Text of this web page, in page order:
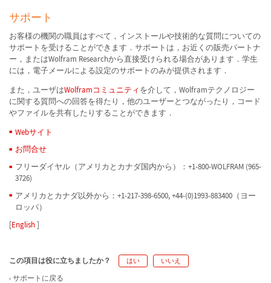
サポート
お客様の機関の職員はすべて，インストールや技術的な質問についての
サポートを受けることができます．サポートは，お近くの販売パートナ
ー，またはWolfram Researchから直接受けられる場合があります．学生
には，電子メールによる設定のサポートのみが提供されます．
また，ユーザはWolframコミュニティを介して，Wolframテクノロジー
に関する質問への回答を得たり，他のユーザーとつながったり，コード
やファイルを共有したりすることができます．
Webサイト
お問合せ
フリーダイヤル（アメリカとカナダ国内から）：+1-800-WOLFRAM (965-
3726)
アメリカとカナダ以外から：+1-217-398-6500, +44-(0)1993-883400（ヨー
ロッパ）
[English]
この項目は役に立ちましたか？ はい いいえ
サポートに戻る